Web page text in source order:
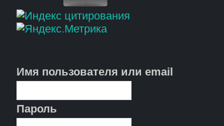
Имя пользователя или email
Пароль